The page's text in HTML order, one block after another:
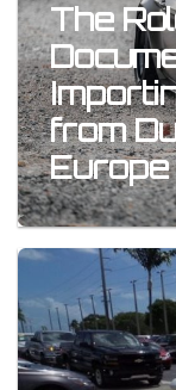
The
from
Europe